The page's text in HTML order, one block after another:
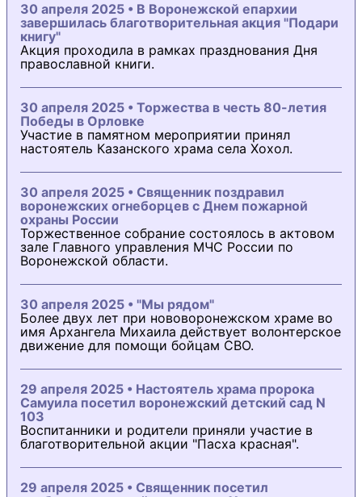
30 апреля 2025 • В Воронежской епархии
завершилась благотворительная акция "Подари
книгу"
Акция проходила в рамках празднования Дня
православной книги.
30 апреля 2025 • Торжества в честь 80-летия
Победы в Орловке
Участие в памятном мероприятии принял
настоятель Казанского храма села Хохол.
30 апреля 2025 • Священник поздравил
воронежских огнеборцев с Днем пожарной
охраны России
Торжественное собрание состоялось в актовом
зале Главного управления МЧС России по
Воронежской области.
30 апреля 2025 • "Мы рядом"
Более двух лет при нововоронежском храме во
имя Архангела Михаила действует волонтерское
движение для помощи бойцам СВО.
29 апреля 2025 • Настоятель храма пророка
Самуила посетил воронежский детский сад N
103
Воспитанники и родители приняли участие в
благотворительной акции "Пасха красная".
29 апреля 2025 • Священник посетил